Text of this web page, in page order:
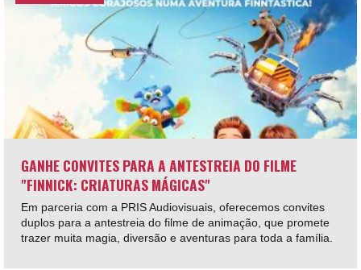
GANHE CONVITES PARA A ANTESTREIA DO FILME
"FINNICK: CRIATURAS MÁGICAS"
Em parceria com a PRIS Audiovisuais, oferecemos convites
duplos para a antestreia do filme de animação, que promete
trazer muita magia, diversão e aventuras para toda a família.